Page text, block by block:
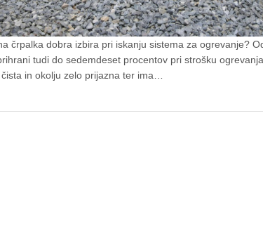
črpalka dobra izbira pri iskanju sistema za ogrevanje?
tudi do sedemdeset procentov pri strošku
in okolju zelo prijazna ter ima…